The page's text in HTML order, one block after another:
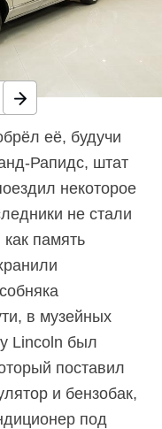
её, будучи
Рапидс, штат
некоторое
не стали
память
в музейных
Lincoln был
поставил
и бензобак,
под